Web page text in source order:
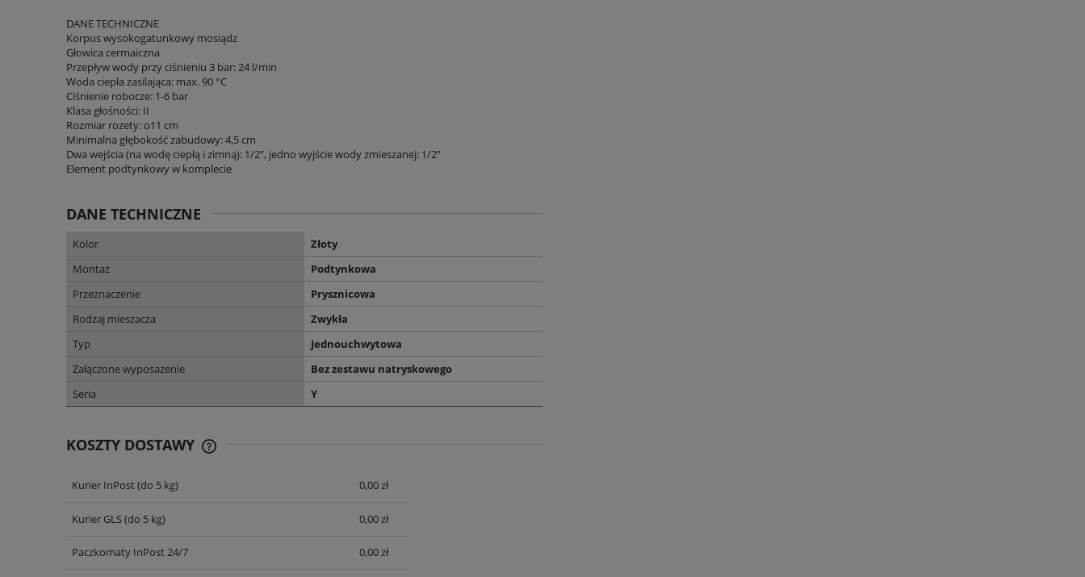
DANE TECHNICZNE
Korpus wysokogatunkowy mosiądz
Głowica cermaiczna
Przepływ wody przy ciśnieniu 3 bar: 24 l/min
Woda ciepła zasilająca: max. 90 °C
Ciśnienie robocze: 1-6 bar
Klasa głośności: II
Rozmiar rozety: o11 cm
Minimalna głębokość zabudowy: 4,5 cm
Dwa wejścia (na wodę ciepłą i zimną): 1/2”, jedno wyjście wody zmieszanej: 1/2”
Element podtynkowy w komplecie
DANE TECHNICZNE
Kolor
Złoty
Montaż
Podtynkowa
Przeznaczenie
Prysznicowa
Rodzaj mieszacza
Zwykła
Typ
Jednouchwytowa
Załączone wyposażenie
Bez zestawu natryskowego
Seria
Y
KOSZTY DOSTAWY
CENA NIE ZAWIERA EWENTUALNYCH
Kurier InPost(do 5 kg) 0,00 zł
Kurier GLS(do 5 kg) 0,00 zł
Paczkomaty InPost 24/7 0,00 zł